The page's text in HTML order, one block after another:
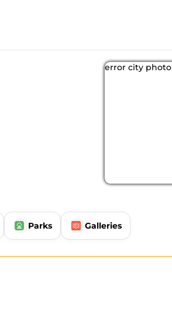
error city photo
Parks Galleries